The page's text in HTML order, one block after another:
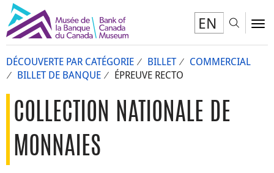
EN
DÉCOUVERTE PAR CATÉGORIE BILLET
COMMERCIAL
BILLET DE BANQUE
ÉPREUVE RECTO
COLLECTION NATIONALE DE
MONNAIES